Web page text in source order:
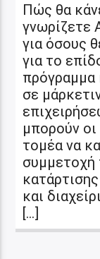
Πώς θα
γνωρίζετε
για όσους
για το
πρόγραμμα
σε
μπορούν οι
τομέα να
συμμετοχή
και
[…]